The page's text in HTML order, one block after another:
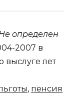
определен
2007 в
выслуге лет
, пенсия